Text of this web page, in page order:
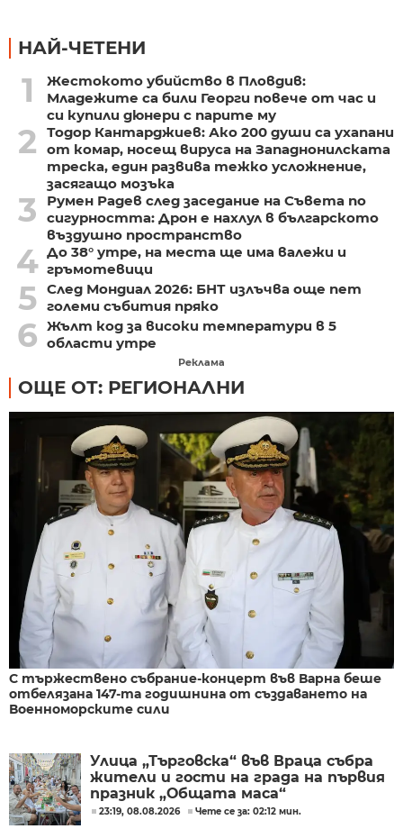
НАЙ-ЧЕТЕНИ
1
Жестокото убийство в Пловдив:
Младежите са били Георги повече от час и
си купили дюнери с парите му
2
Тодор Кантарджиев: Ако 200 души са ухапани
от комар, носещ вируса на Западнонилската
треска, един развива тежко усложнение,
засягащо мозъка
3
Румен Радев след заседание на Съвета по
сигурността: Дрон е нахлул в българското
въздушно пространство
4 До 38° утре, на места ще има валежи и
гръмотевици
5 След Мондиал 2026: БНТ излъчва още пет
големи събития пряко
6 Жълт код за високи температури в 5
области утре
Реклама
ОЩЕ ОТ: РЕГИОНАЛНИ
С тържествено събрание-концерт във Варна беше
отбелязана 147-та годишнина от създаването на
Военноморските сили
Улица „Търговска“ във Враца събра
жители и гости на града на първия
празник „Общата маса“
23:19, 08.08.2026 Чете се за: 02:12 мин.